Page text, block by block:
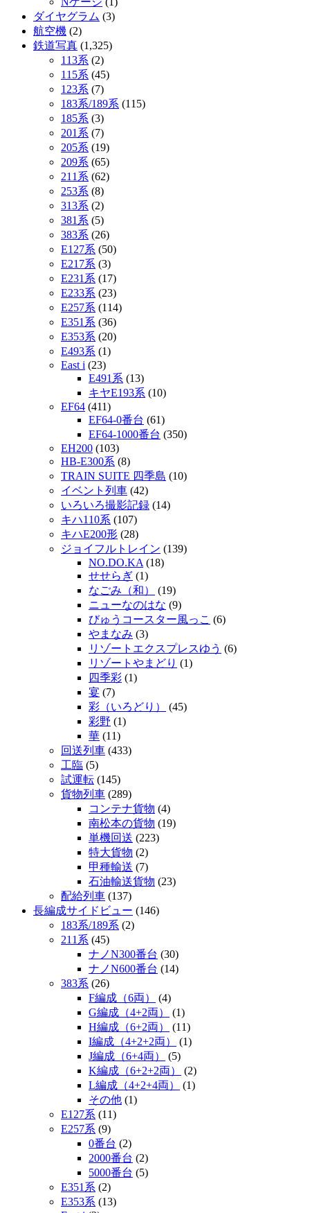
ダイヤグラム (3)
航空機 (2)
鉄道写真 (1,325)
113系 (2)
115系 (45)
123系 (7)
183系/189系 (115)
185系 (3)
201系 (7)
205系 (19)
209系 (65)
211系 (62)
253系 (8)
313系 (2)
381系 (5)
383系 (26)
E127系 (50)
E217系 (3)
E231系 (17)
E233系 (23)
E257系 (114)
E351系 (36)
E353系 (20)
E493系 (1)
East i (23)
E491系 (13)
キヤE193系 (10)
EF64 (411)
EF64-0番台 (61)
EF64-1000番台 (350)
EH200 (103)
HB-E300系 (8)
TRAIN SUITE 四季島 (10)
イベント列車 (42)
いろいろ撮影記録 (14)
キハ110系 (107)
キハE200形 (28)
ジョイフルトレイン (139)
NO.DO.KA (18)
せせらぎ (1)
なごみ（和）
(19)
ニューなのはな (9)
びゅうコースター風っこ (6)
やまなみ (3)
リゾートエクスプレスゆう (6)
リゾートやまどり (1)
四季彩 (1)
宴 (7)
彩（いろどり）
(45)
彩野 (1)
華 (11)
回送列車 (433)
工臨 (5)
試運転 (145)
貨物列車 (289)
コンテナ貨物 (4)
南松本の貨物 (19)
単機回送 (223)
特大貨物 (2)
甲種輸送 (7)
石油輸送貨物 (23)
配給列車 (137)
長編成サイドビュー (146)
183系/189系 (2)
211系 (45)
ナノN300番台 (30)
ナノN600番台 (14)
383系 (26)
F編成（6両）
(4)
G編成（4+2両）
(1)
H編成（6+2両）
(11)
I編成（4+2+2両）
(1)
J編成（6+4両）
(5)
K編成（6+2+2両）
(2)
L編成（4+2+4両）
(1)
その他 (1)
E127系 (11)
E257系 (9)
0番台 (2)
2000番台 (2)
5000番台 (5)
E351系 (2)
E353系 (13)